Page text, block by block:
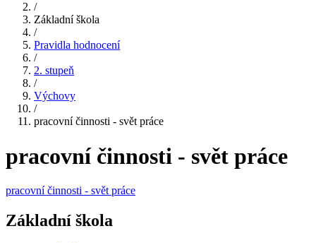
/
Základní škola
/
Pravidla hodnocení
/
2. stupeň
/
Výchovy
/
pracovní činnosti - svět práce
pracovní činnosti - svět práce
pracovní činnosti - svět práce
Základní škola